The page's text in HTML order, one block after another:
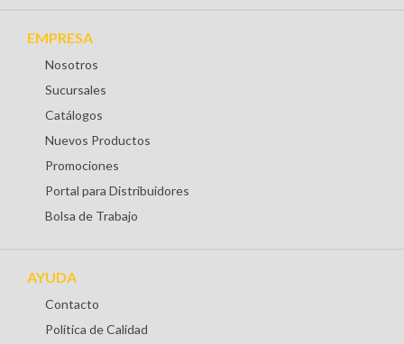
EMPRESA
Nosotros
Sucursales
Catálogos
Nuevos Productos
Promociones
Portal para Distribuidores
Bolsa de Trabajo
AYUDA
Contacto
Política de Calidad